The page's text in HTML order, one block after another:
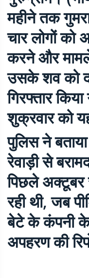
महीने तक
चार लोगों को
करने और
उसके शव को
गिरफ्तार
शुक्रवार को
पुलिस ने
रेवाड़ी से
पिछले
रही थी, जब
बेटे के कंपनी
अपहरण की